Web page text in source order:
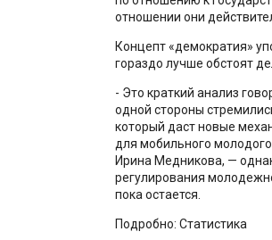
отношении они
Концепт «демократия»
гораздо лучше обстоят
- Это краткий анализ
одной стороны
который даст новые
для мобильного
Ирина Медникова, —
регулирования
пока остается.
Подробно: Статистика